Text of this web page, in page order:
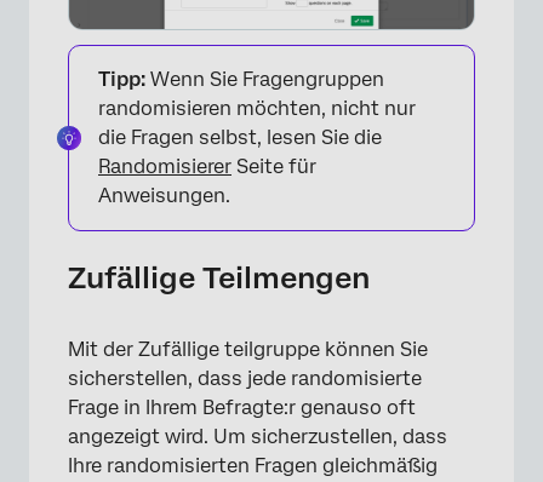
Tipp: Wenn Sie Fragengruppen
randomisieren möchten, nicht nur
die Fragen selbst, lesen Sie die
Randomisierer Seite für
Anweisungen.
Zufällige Teilmengen
Mit der Zufällige teilgruppe können Sie
sicherstellen, dass jede randomisierte
Frage in Ihrem Befragte:r genauso oft
angezeigt wird. Um sicherzustellen, dass
Ihre randomisierten Fragen gleichmäßig